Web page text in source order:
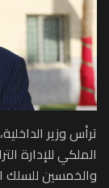
ترأس وزير
الملكي للإدارة